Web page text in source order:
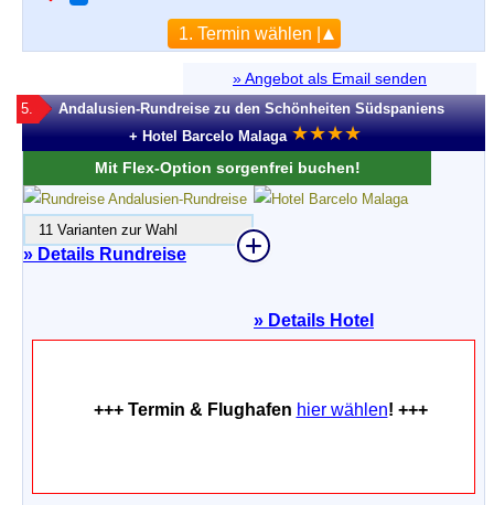
1. Termin wählen |
» Angebot als Email senden
5.
Andalusien-Rundreise zu den Schönheiten Südspaniens
+ Hotel Barcelo Malaga ★★★★
Mit Flex-Option sorgenfrei buchen!
» Details Rundreise
11 Varianten zur Wahl
» Details Hotel
+++ Termin & Flughafen hier wählen! +++